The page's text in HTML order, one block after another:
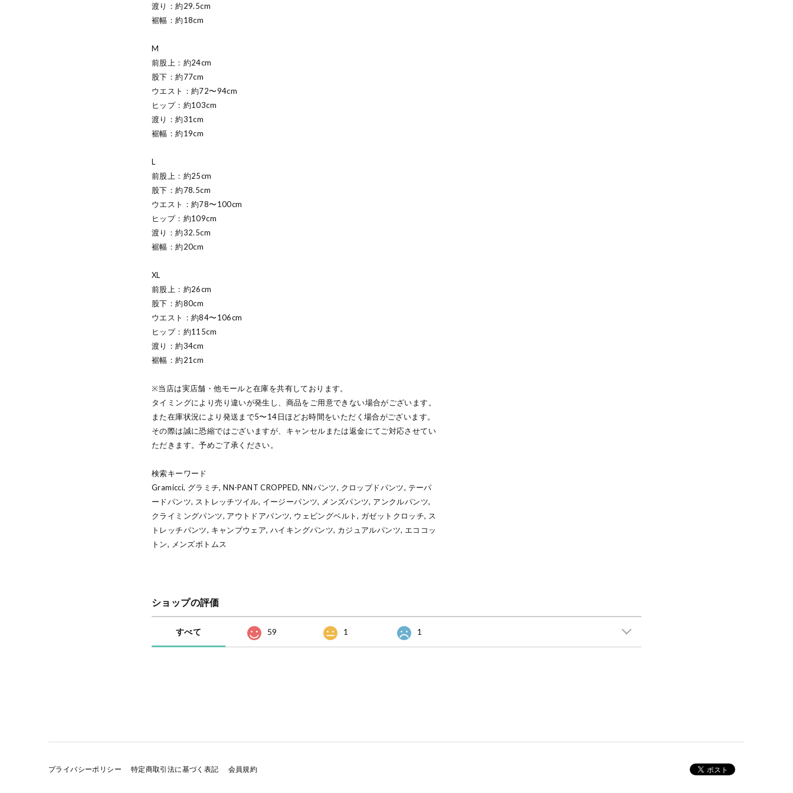
渡り：約29.5cm
裾幅：約18cm
M
前股上：約24cm
股下：約77cm
ウエスト：約72〜94cm
ヒップ：約103cm
渡り：約31cm
裾幅：約19cm
L
前股上：約25cm
股下：約78.5cm
ウエスト：約78〜100cm
ヒップ：約109cm
渡り：約32.5cm
裾幅：約20cm
XL
前股上：約26cm
股下：約80cm
ウエスト：約84〜106cm
ヒップ：約115cm
渡り：約34cm
裾幅：約21cm
※当店は実店舗・他モールと在庫を共有しております。
タイミングにより売り違いが発生し、商品をご用意できない場合がございます。
また在庫状況により発送まで5〜14日ほどお時間をいただく場合がございます。
その際は誠に恐縮ではございますが、キャンセルまたは返金にてご対応させてい
ただきます。予めご了承ください。
検索キーワード
Gramicci, グラミチ, NN-PANT CROPPED, NNパンツ, クロップドパンツ, テーパ
ードパンツ, ストレッチツイル, イージーパンツ, メンズパンツ, アンクルパンツ,
クライミングパンツ, アウトドアパンツ, ウェビングベルト, ガゼットクロッチ, ス
トレッチパンツ, キャンプウェア, ハイキングパンツ, カジュアルパンツ, エココッ
トン, メンズボトムス
ショップの評価
すべて 59 1 1
プライバシーポリシー 特定商取引法に基づく表記 会員規約